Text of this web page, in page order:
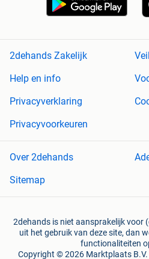
2dehands Zakelijk
Help en info
Privacyverklaring
Privacyvoorkeuren
Over 2dehands
Sitemap
2dehands is niet aansprakelijk voor
uit het gebruik van deze site, dan
functionaliteiten
Copyright © 2026 Marktplaats